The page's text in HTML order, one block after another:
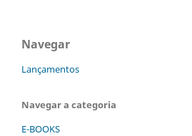
Navegar
Lançamentos
Navegar a categoria
E-BOOKS